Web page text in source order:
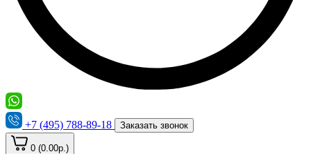
+7 (495) 788-89-18 Заказать звонок
0 (0.00р.)